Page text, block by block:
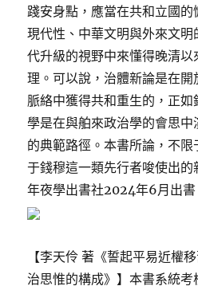
踐安身點，應當在共和立國
現代性、中華文明與外來文
代升級的視野中來懂得晚清
理。可以說，治體新論是在
脈絡中獲得共和重生的，正
學是在與舶來政治學的會思
的典範路徑。本書所論，不
于錢穆這一類先行者唆使出
年夜學出書社2024年6月出書
【李天伶 著《誓起平易近
治思惟的構成》】本書系統